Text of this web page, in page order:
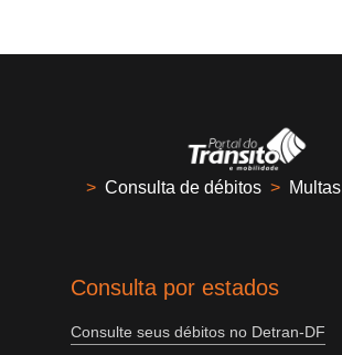
> Consulta de débitos > Multas
Consulta por estados
Consulte seus débitos no Detran-DF